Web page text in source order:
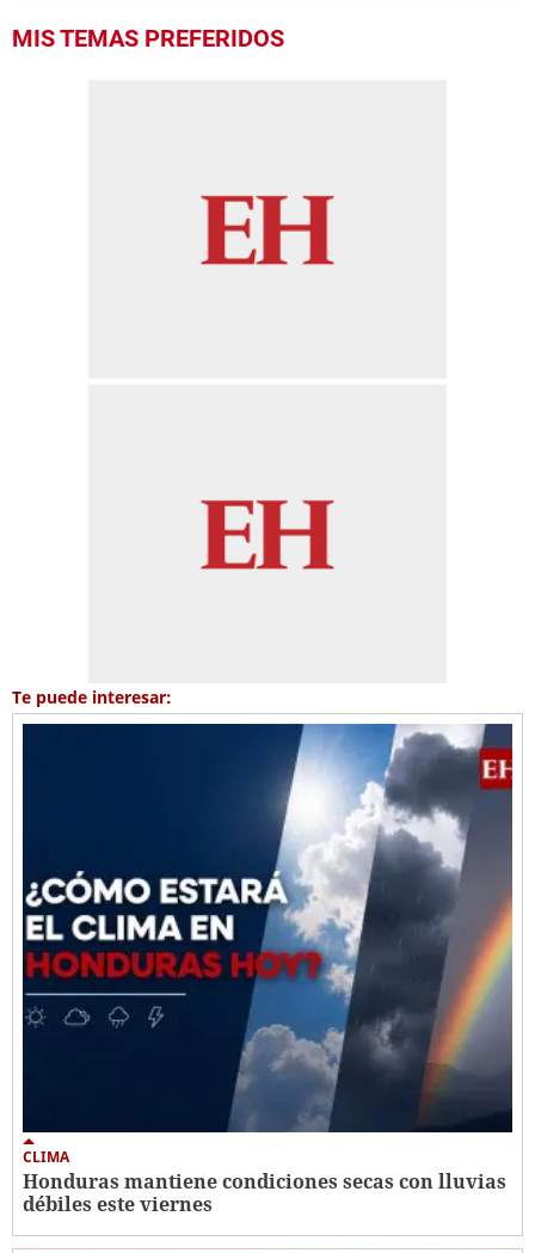
MIS TEMAS PREFERIDOS
Te puede interesar:
CLIMA
Honduras mantiene condiciones secas con lluvias
débiles este viernes